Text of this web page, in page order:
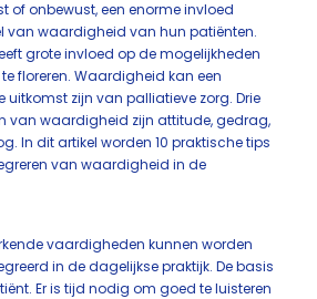
of onbewust, een enorme invloed
van waardigheid van hun patiënten.
grote invloed op de mogelijkheden
floreren. Waardigheid kan een
uitkomst zijn van palliatieve zorg. Drie
van waardigheid zijn attitude, gedrag,
In dit artikel worden 10 praktische tips
van waardigheid in de
vaardigheden kunnen worden
in de dagelijkse praktijk. De basis
Er is tijd nodig om goed te luisteren